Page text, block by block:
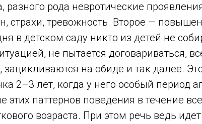
разного рода невротические
страхи, тревожность. Второе —
в детском саду никто из детей не
не пытается договариваться,
зацикливаются на обиде и так далее.
2–3 лет, когда у него особый период
паттернов поведения в течение
возраста. При этом речь ведь